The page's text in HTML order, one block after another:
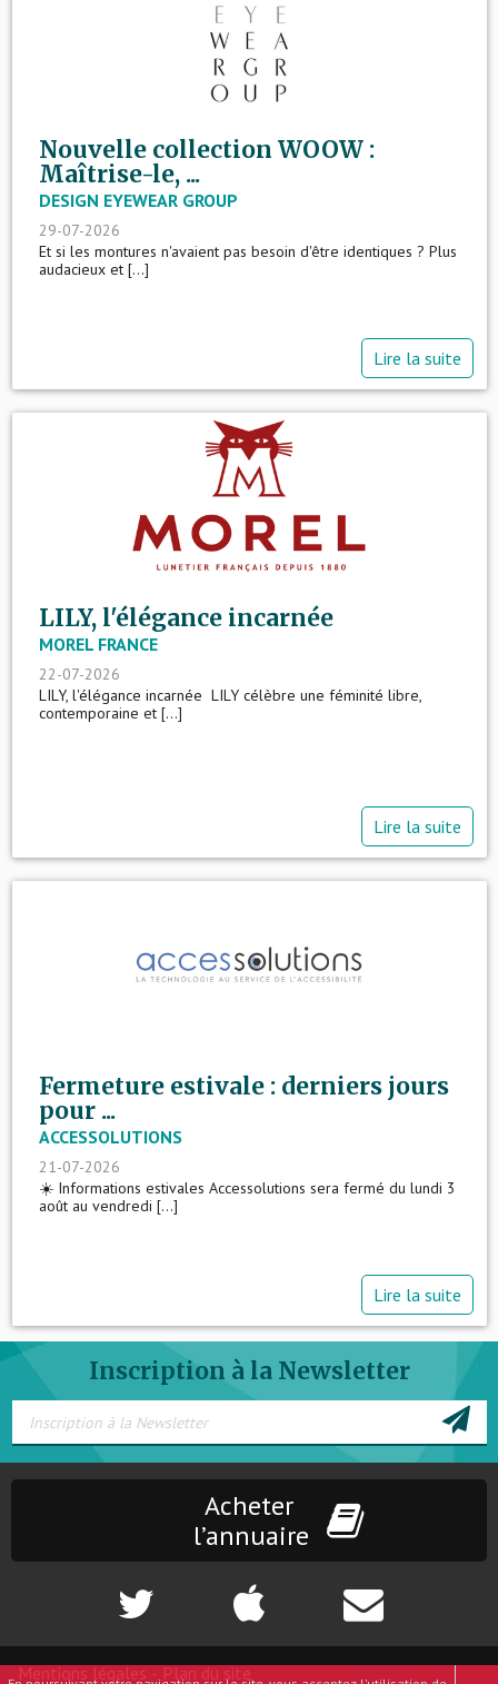
Nouvelle collection WOOW :
Maîtrise-le, ...
DESIGN EYEWEAR GROUP
29-07-2026
Et si les montures n'avaient pas besoin d'être identiques ? Plus
audacieux et [...]
Lire la suite
LILY, l'élégance incarnée
MOREL FRANCE
22-07-2026
LILY, l'élégance incarnée LILY célèbre une féminité libre,
contemporaine et [...]
Lire la suite
Fermeture estivale : derniers jours
pour ...
ACCESSOLUTIONS
21-07-2026
☀️ Informations estivales Accessolutions sera fermé du lundi 3
août au vendredi [...]
Lire la suite
Inscription à la Newsletter
Acheter
l’annuaire
Mentions légales Plan du site